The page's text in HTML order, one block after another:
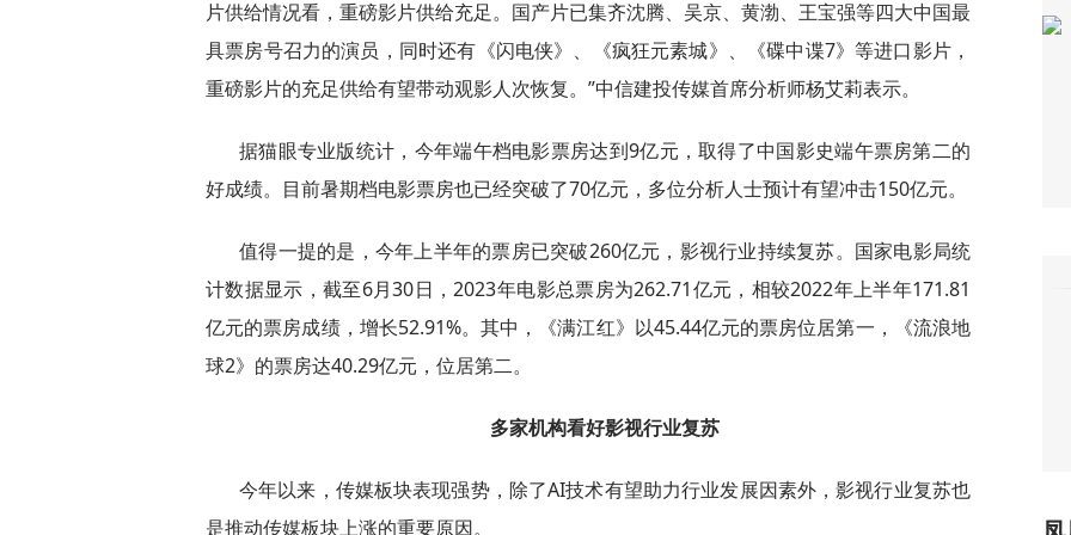
片供给情况看，重磅影片供给充足。国产片已集齐沈腾、吴京、黄渤、王宝强等四大中国最
具票房号召力的演员，同时还有《闪电侠》、《疯狂元素城》、《碟中谍7》等进口影片，
重磅影片的充足供给有望带动观影人次恢复。”中信建投传媒首席分析师杨艾莉表示。
据猫眼专业版统计，今年端午档电影票房达到9亿元，取得了中国影史端午票房第二的
好成绩。目前暑期档电影票房也已经突破了70亿元，多位分析人士预计有望冲击150亿元。
值得一提的是，今年上半年的票房已突破260亿元，影视行业持续复苏。国家电影局统
计数据显示，截至6月30日，2023年电影总票房为262.71亿元，相较2022年上半年171.81
亿元的票房成绩，增长52.91%。其中，《满江红》以45.44亿元的票房位居第一，《流浪地
球2》的票房达40.29亿元，位居第二。
多家机构看好影视行业复苏
今年以来，传媒板块表现强势，除了AI技术有望助力行业发展因素外，影视行业复苏也
是推动传媒板块上涨的重要原因。